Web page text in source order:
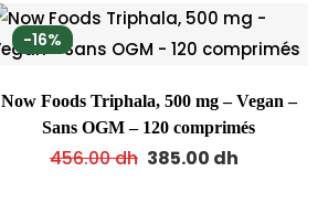
-16%
Now Foods Triphala, 500 mg – Vegan –
Sans OGM – 120 comprimés
456.00dh 385.00 dh